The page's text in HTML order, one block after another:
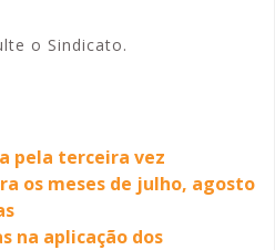
o Sindicato.
pela terceira vez
os meses de julho, agosto
na aplicação dos